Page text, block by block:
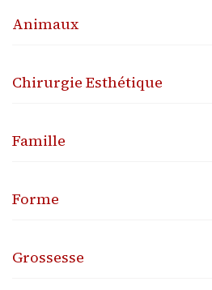
Animaux
Chirurgie Esthétique
Famille
Forme
Grossesse